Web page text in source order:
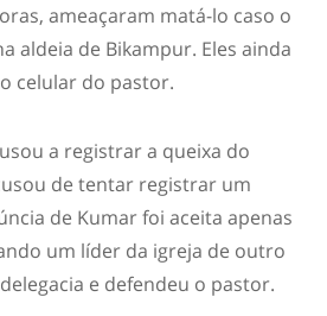
ameaçaram matá-lo caso o
aldeia de Bikampur. Eles ainda
celular do pastor.
a registrar a queixa do
de tentar registrar um
de Kumar foi aceita apenas
um líder da igreja de outro
e defendeu o pastor.